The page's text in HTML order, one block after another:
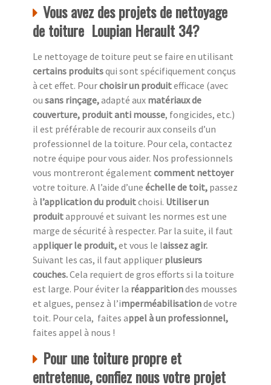
Vous avez des projets de nettoyage
de toiture Loupian Herault 34?
Le nettoyage de toiture peut se faire en utilisant
certains produitsqui sont spécifiquement conçus
à cet effet. Pourchoisir un produitefficace (avec
ou sans rinçage,adapté aux matériaux de
couverture, produit anti mousse, fongicides, etc.)
il est préférable de recourir aux conseils d’un
professionnel de la toiture. Pour cela, contactez
notre équipe pour vous aider. Nos professionnels
vous montreront également comment nettoyer
votre toiture. A l’aide d’une échelle de toit, passez
à l’application du produitchoisi. Utiliser un
produitapprouvé et suivant les normes est une
marge de sécurité à respecter. Par la suite, il faut
appliquer le produit,et vous le laissez agir.
Suivant les cas, il faut appliquer plusieurs
couches.Cela requiert de gros efforts si la toiture
est large. Pour éviter la réapparitiondes mousses
et algues, pensez à l’imperméabilisationde votre
toit. Pour cela, faites appel à un professionnel,
faites appel à nous !
Pour une toiture propre et
entretenue, confiez nous votre projet